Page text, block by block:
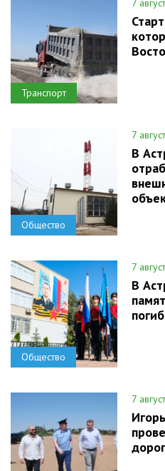
Транспорт
7
Общество
7
В
Общество
7
В
7